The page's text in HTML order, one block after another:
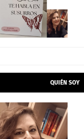
QUIÉN SOY